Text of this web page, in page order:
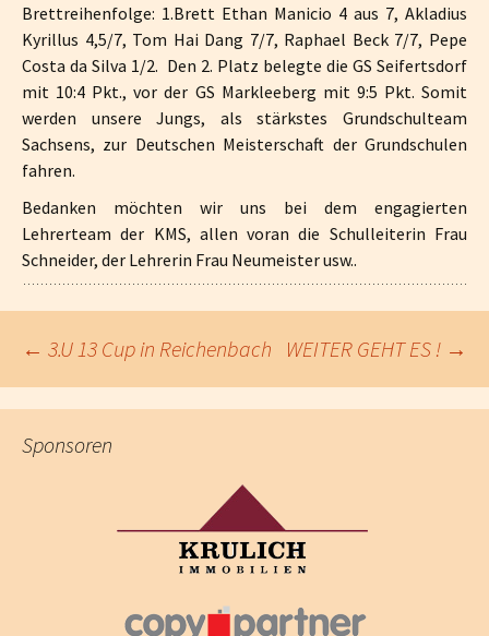
Brettreihenfolge: 1.Brett Ethan Manicio 4 aus 7, Akladius
Kyrillus 4,5/7, Tom Hai Dang 7/7, Raphael Beck 7/7, Pepe
Costa da Silva 1/2. Den 2. Platz belegte die GS Seifertsdorf
mit 10:4 Pkt., vor der GS Markleeberg mit 9:5 Pkt. Somit
werden unsere Jungs, als stärkstes Grundschulteam
Sachsens, zur Deutschen Meisterschaft der Grundschulen
fahren.
Bedanken möchten wir uns bei dem engagierten
Lehrerteam der KMS, allen voran die Schulleiterin Frau
Schneider, der Lehrerin Frau Neumeister usw..
Beitragsnavigation
← 3.U 13 Cup in Reichenbach WEITER GEHT ES ! →
Sponsoren